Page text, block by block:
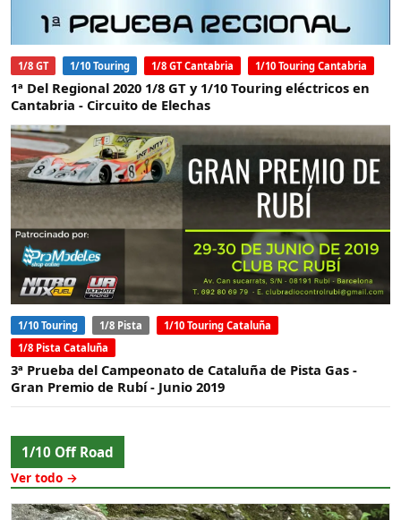
1/8 GT 1/10 Touring 1/8 GT Cantabria 1/10 Touring Cantabria
1ª Del Regional 2020 1/8 GT y 1/10 Touring eléctricos en
Cantabria - Circuito de Elechas
1/10 Touring 1/8 Pista
1/10 Touring Cataluña
1/8 Pista Cataluña
3ª Prueba del Campeonato de Cataluña de Pista Gas -
Gran Premio de Rubí - Junio 2019
1/10 Off Road
Ver todo →